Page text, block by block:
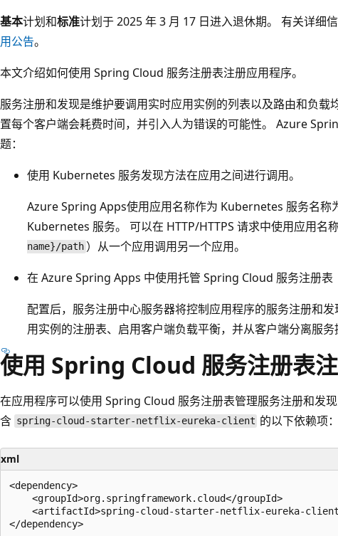
基本计划和标准计划于 2025 年 3 月 17 日进入退休期。 有关详细
用公告。
本文介绍如何使用 Spring Cloud 服务注册表注册应用程序。
服务注册和发现是维护要调用实时应用实例的列表以及路由和负载
置每个客户端会耗费时间，并引入人为错误的可能性。 Azure
题：
使用 Kubernetes 服务发现方法在应用之间进行调用。
Azure Spring Apps使用应用名称作为 Kubernetes 服务名称
Kubernetes 服务。 可以在 HTTP/HTTPS 请求中使用应用名
name}/path ）从一个应用调用另一个应用。
在 Azure Spring Apps 中使用托管 Spring Cloud 服务注册表
配置后，服务注册中心服务器将控制应用程序的服务注册和
用实例的注册表、启用客户端负载平衡，并从客户端分离服务
使用 Spring Cloud 服务注册表
在应用程序可以使用 Spring Cloud 服务注册表管理服务注册和发
含 spring-cloud-starter-netflix-eureka-client 的以下依赖项：
xml
<dependency>
    <groupId>org.springframework.cloud</groupId>
<artifactId>spring-cloud-starter-netflix-eureka-